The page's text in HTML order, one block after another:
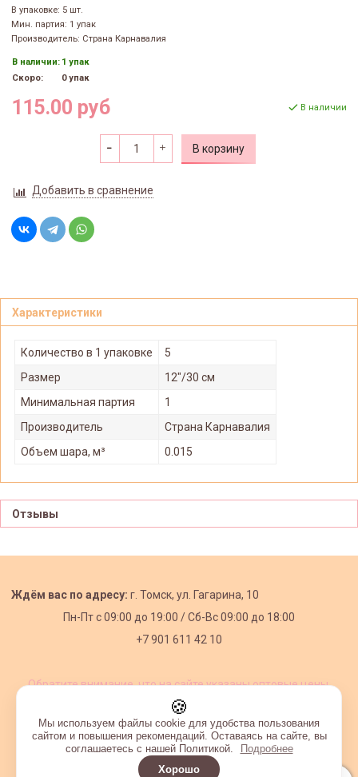
В упаковке: 5 шт.
Мин. партия: 1 упак
Производитель: Страна Карнавалия
В наличии: 1 упак
Скоро:
0 упак
115.00 руб В наличии
В корзину
Добавить в сравнение
Характеристики
Количество в 1 упаковке
5
Размер
12"/30 см
Минимальная партия
1
Производитель
Страна Карнавалия
Объем шара, м³
0.015
Отзывы
Ждём вас по адресу: г. Томск, ул. Гагарина, 10
Пн-Пт с09:00 до 19:00 /Сб-Вс 09:00 до 18:00
+7 901 611 42 10
Обратите внимание, что на сайте указаны оптовые цены,
🍪
Мы используем файлы cookie для удобства пользования
сайтом и повышения рекомендаций. Оставаясь на сайте, вы
соглашаетесь с нашей Политикой.
Подробнее
Хорошо